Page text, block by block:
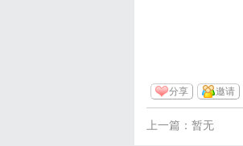
分享 邀请
上一篇：暂无